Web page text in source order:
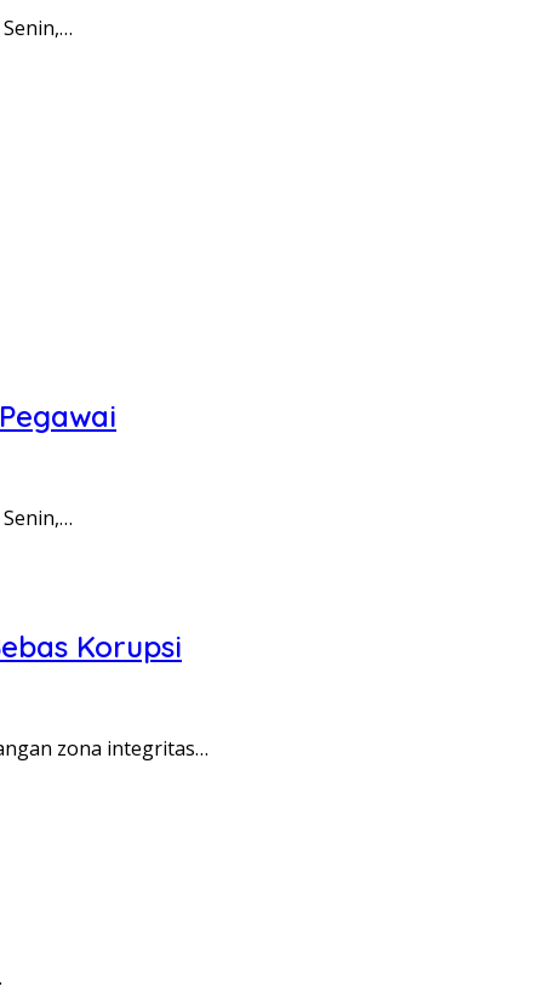
Korupsi
zona integritas…